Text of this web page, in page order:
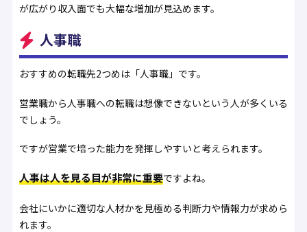
が広がり収入面でも大幅な増加が見込めます。
人事職
おすすめの転職先2つめは「人事職」です。
営業職から人事職への転職は想像できないという人が多くいる
でしょう。
ですが営業で培った能力を発揮しやすいと考えられます。
人事は人を見る目が非常に重要ですよね。
会社にいかに適切な人材かを見極める判断力や情報力が求めら
れます。